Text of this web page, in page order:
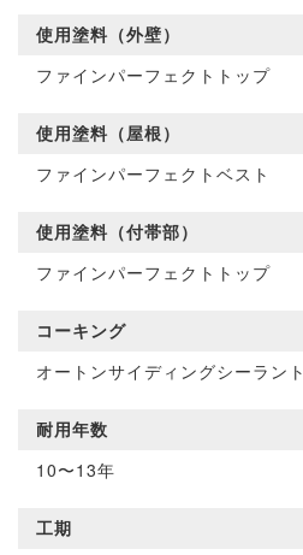
使用塗料（外壁）
ファインパーフェクトトップ
使用塗料（屋根）
ファインパーフェクトベスト
使用塗料（付帯部）
ファインパーフェクトトップ
コーキング
オートンサイディングシーラント
耐用年数
10〜13年
工期